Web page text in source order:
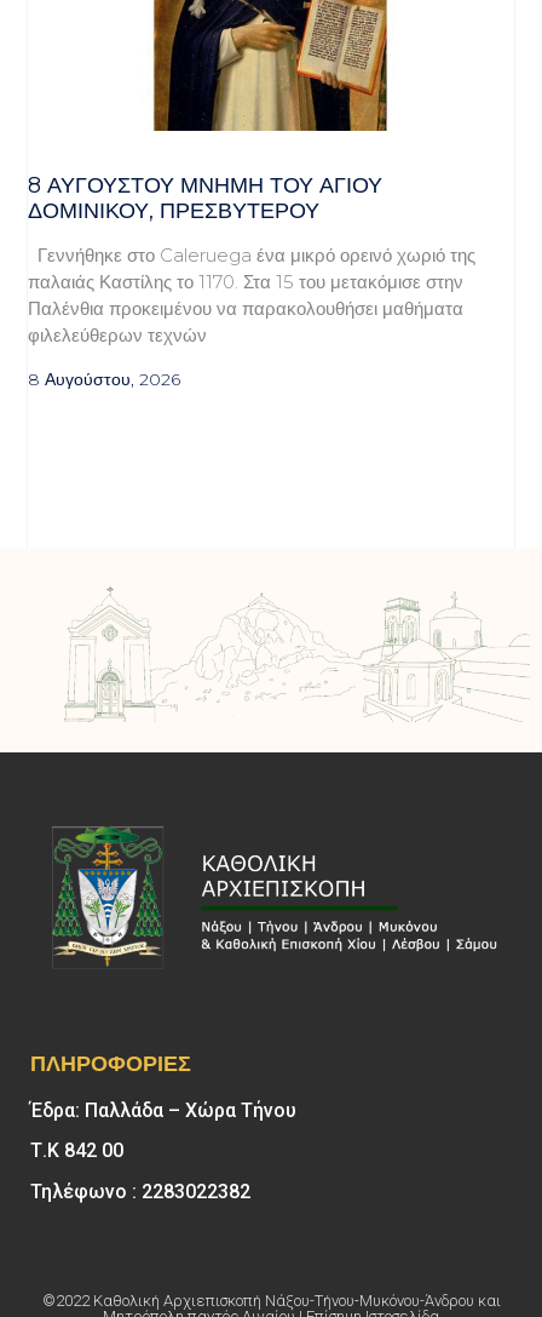
8 ΑΥΓΟΥΣΤΟΥ ΜΝΗΜΗ ΤΟΥ ΑΓΙΟΥ
ΔΟΜΙΝΙΚΟΥ, ΠΡΕΣΒΥΤΕΡΟΥ
Γεννήθηκε στο Caleruega ένα μικρό ορεινό χωριό της
παλαιάς Καστίλης το 1170. Στα 15 του μετακόμισε στην
Παλένθια προκειμένου να παρακολουθήσει μαθήματα
φιλελεύθερων τεχνών
8 Αυγούστου, 2026
ΠΛΗΡΟΦΟΡΊΕΣ
Έδρα: Παλλάδα – Χώρα Τήνου
Τ.Κ 842 00
Τηλέφωνο : 2283022382
©2022 Καθολική Αρχιεπισκοπή Νάξου-Τήνου-Μυκόνου-Άνδρου και